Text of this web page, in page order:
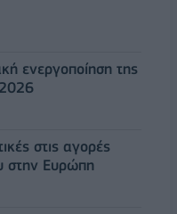
ενεργοποίηση της
στις αγορές
στην Ευρώπη